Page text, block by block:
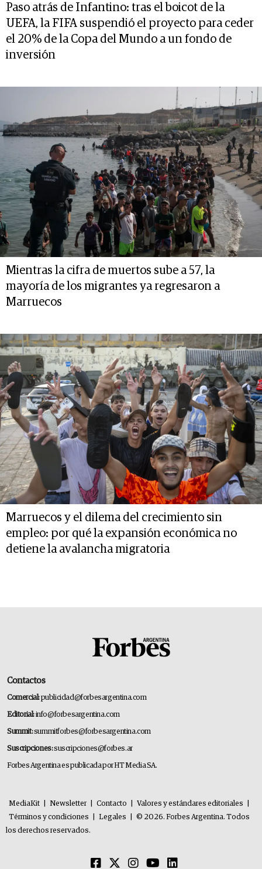
Paso atrás de Infantino: tras el boicot de la
UEFA, la FIFA suspendió el proyecto para ceder
el 20% de la Copa del Mundo a un fondo de
inversión
Mientras la cifra de muertos sube a 57, la
mayoría de los migrantes ya regresaron a
Marruecos
Marruecos y el dilema del crecimiento sin
empleo: por qué la expansión económica no
detiene la avalancha migratoria
Contactos
Comercial:publicidad@forbesargentina.com
Editorial:info@forbesargentina.com
Summit:summitforbes@forbesargentina.com
Suscripciones:suscripciones@forbes.ar
Forbes Argentina es publicada por HT Media SA.
MediaKit Newsletter Contacto Valores y estándares editoriales
Términos y condiciones
Legales
© 2026. Forbes Argentina. Todos
los derechos reservados.